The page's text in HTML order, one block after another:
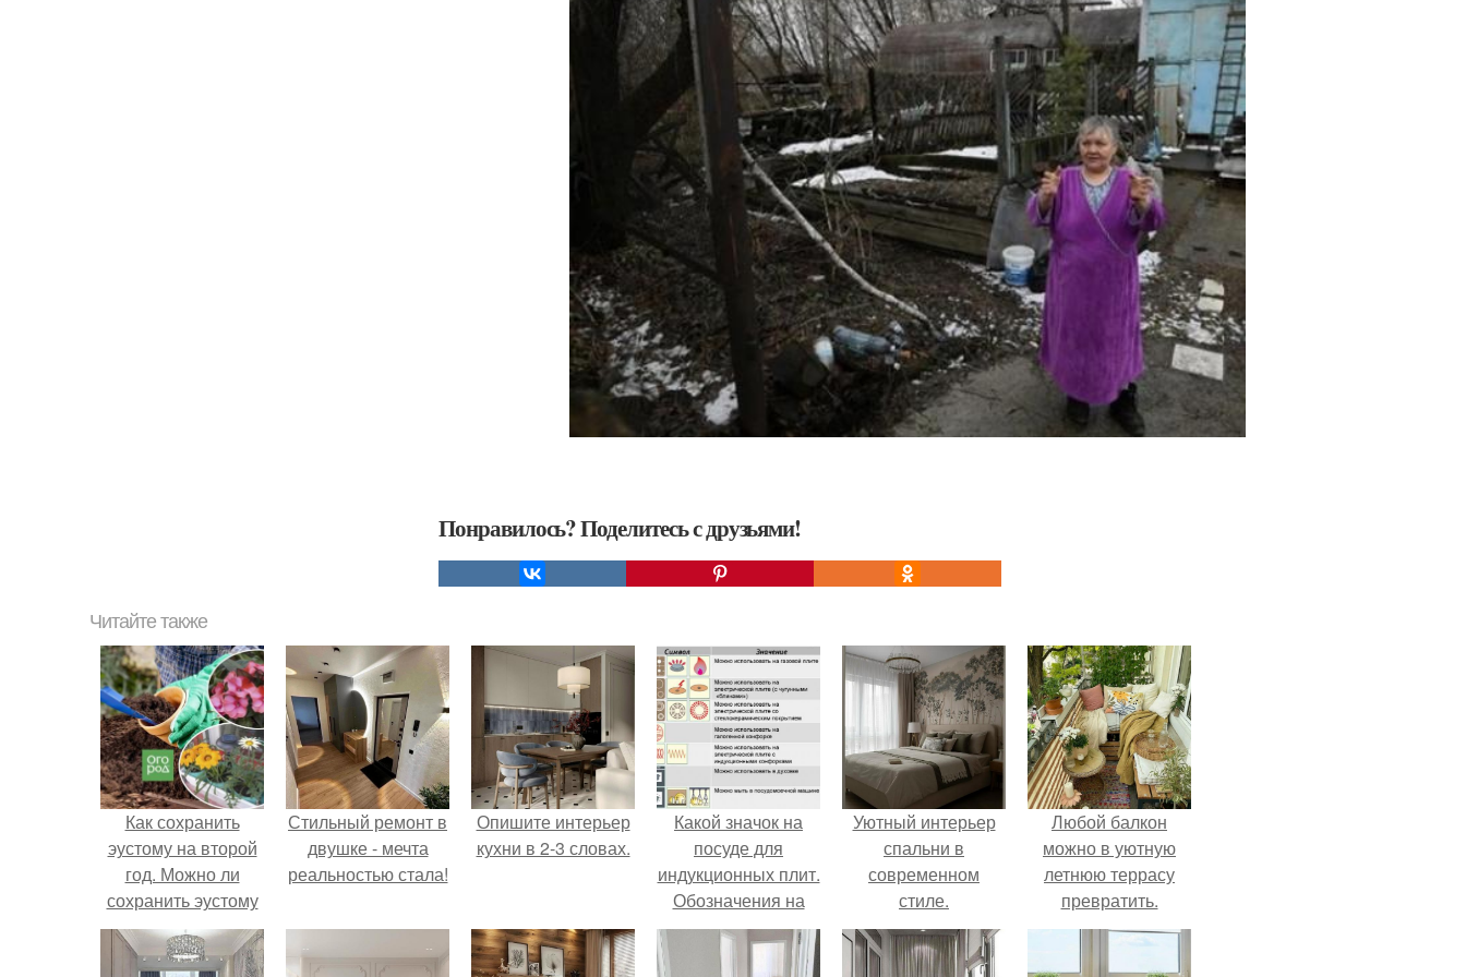
Понравилось? Поделитесь с друзьями!
Читайте также
Как сохранить
эустому на второй
год. Можно ли
сохранить эустому
на второй год?
Когда она цветет?
Стильный ремонт в
двушке - мечта
реальностью стала!
Опишите интерьер
кухни в 2-3 словах.
Какой значок на
посуде для
индукционных плит.
Обозначения на
посуде и их
расшифровка
Уютный интерьер
спальни в
современном
стиле.
Любой балкон
можно в уютную
летнюю террасу
превратить.